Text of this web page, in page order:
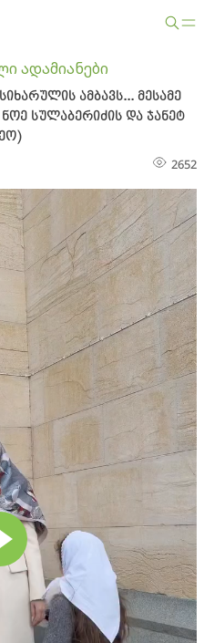
ადამიანები
ამბავს... მესამე
სულაბერიძის და ჯანეტ
2652